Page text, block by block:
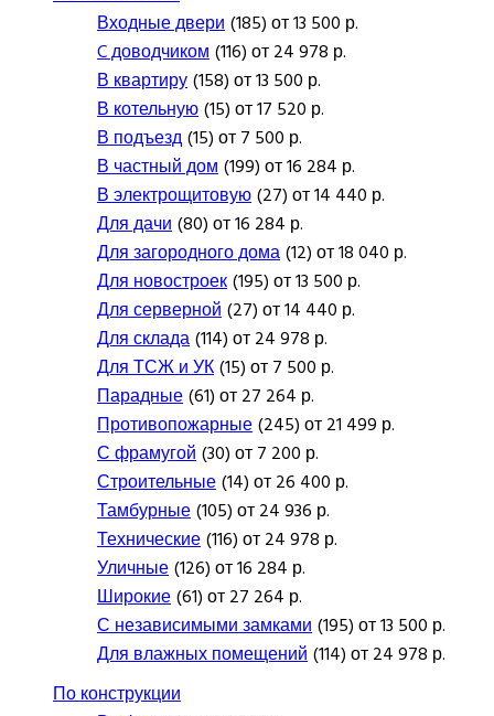
Входные двери(185) от 13 500 р.
C доводчиком(116) от 24 978 р.
В квартиру(158) от 13 500 р.
В котельную(15) от 17 520 р.
В подъезд(15) от 7 500 р.
В частный дом(199) от 16 284 р.
В электрощитовую(27) от 14 440 р.
Для дачи(80) от 16 284 р.
Для загородного дома(12) от 18 040 р.
Для новостроек(195) от 13 500 р.
Для серверной(27) от 14 440 р.
Для склада(114) от 24 978 р.
Для ТСЖ и УК(15) от 7 500 р.
Парадные(61) от 27 264 р.
Противопожарные(245) от 21 499 р.
С фрамугой(30) от 7 200 р.
Строительные(14) от 26 400 р.
Тамбурные(105) от 24 936 р.
Технические(116) от 24 978 р.
Уличные(126) от 16 284 р.
Широкие(61) от 27 264 р.
С независимыми замками(195) от 13 500 р.
Для влажных помещений(114) от 24 978 р.
По конструкции